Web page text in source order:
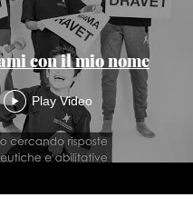
con il mio nome
Play Video